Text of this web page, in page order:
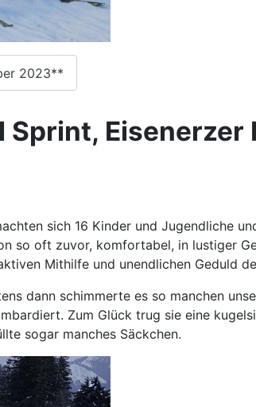
2023**
Sprint, Eisenerzer
sich 16 Kinder und Jugendliche
so oft zuvor, komfortabel, in lustiger
Mithilfe und unendlichen Geduld
dann schimmerte es so manchen
Zum Glück trug sie eine
sogar manches Säckchen.